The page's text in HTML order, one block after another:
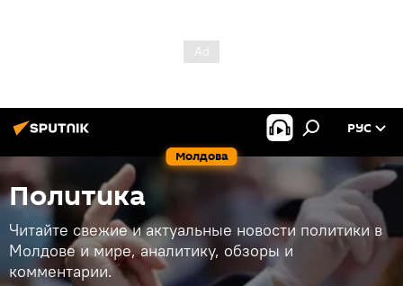
Молдова
РУС
Политика
Читайте свежие и актуальные новости политики в
Молдове и мире, аналитику, обзоры и
комментарии.